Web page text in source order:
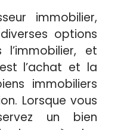
immobilier,
options
et
l’achat et la
immobiliers
Lorsque vous
un bien